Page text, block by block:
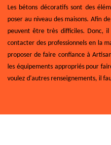
Les bétons décoratifs sont des
poser au niveau des maisons. Afin
peuvent être très difficiles. Donc,
contacter des professionnels en la
proposer de faire confiance à
les équipements appropriés pour
voulez d'autres renseignements, il